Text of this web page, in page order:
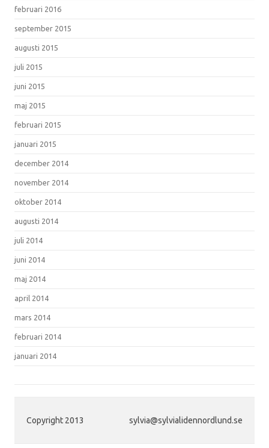
februari 2016
september 2015
augusti 2015
juli 2015
juni 2015
maj 2015
februari 2015
januari 2015
december 2014
november 2014
oktober 2014
augusti 2014
juli 2014
juni 2014
maj 2014
april 2014
mars 2014
februari 2014
januari 2014
Copyright 2013 sylvia@sylvialidennordlund.se